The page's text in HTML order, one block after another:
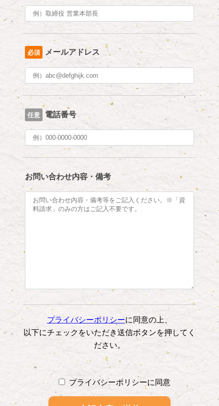
必須 メールアドレス
任意 電話番号
お問い合わせ内容・備考
プライバシーポリシーに同意の上、
以下にチェックをいただき送信ボタンを押してく
ださい。
プライバシーポリシーに同意